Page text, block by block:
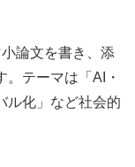
論文を書き、添
テーマは「AI・
ル化」など社会的